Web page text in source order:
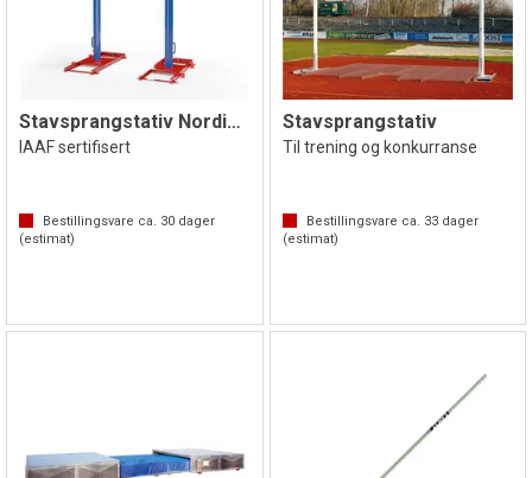
Stavsprangstativ Nordic Sport Elite
IAAF sertifisert
Bestillingsvare ca. 30 dager
(estimat)
Stavsprangstativ
Til trening og konkurranse
Bestillingsvare ca. 33dager
(estimat)